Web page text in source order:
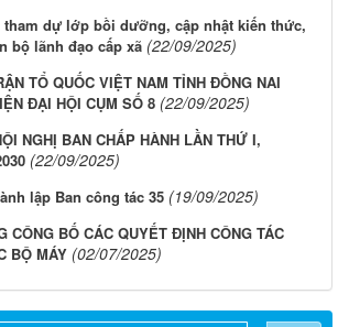
tham dự lớp bồi dưỡng, cập nhật kiến thức,
bộ lãnh đạo cấp xã (22/09/2025)
TỔ QUỐC VIỆT NAM TỈNH ĐỒNG NAI
ĐẠI HỘI CỤM SỐ 8 (22/09/2025)
NGHỊ BAN CHẤP HÀNH LẦN THỨ I,
(22/09/2025)
lập Ban công tác 35 (19/09/2025)
CÔNG BỐ CÁC QUYẾT ĐỊNH CÔNG TÁC
BỘ MÁY (02/07/2025)